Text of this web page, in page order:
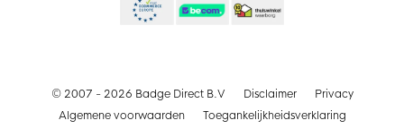
© 2007 - 2026 Badge Direct B.V Disclaimer
Privacy
Algemene voorwaarden
Toegankelijkheidsverklaring